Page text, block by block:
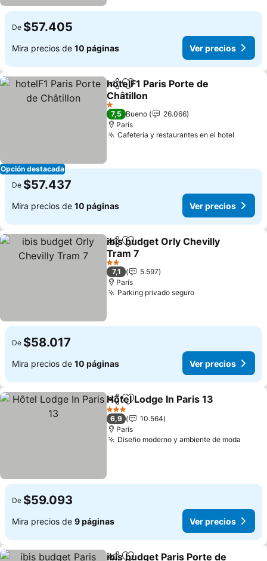
De $57.405
Mira precios de 10 páginas Ver precios
Opción destacada
CompartirAgregar a favoritos
hotelF1 Paris Porte de
Châtillon
Ver precios
1 Estrellas
7,5 Bueno
26.066
París
Cafetería y restaurantes en el hotel
De $57.437
Mira precios de 10 páginas Ver precios
CompartirAgregar a favoritos
ibis budget Orly Chevilly
Tram 7
Ver precios
2 Estrellas
7,1
5.597
París
Parking privado seguroVer precios
De $58.017
Mira precios de 10 páginas Ver precios
CompartirAgregar a favoritos
Hôtel Lodge In Paris 13
3 Estrellas
6,9
10.564
París
Diseño moderno y ambiente de moda
De $59.093
Mira precios de 9 páginas Ver precios
ibis budget Paris Porte de